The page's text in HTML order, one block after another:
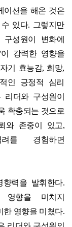
이션을 해온 것은
있다. 그렇지만
성원이 변화에
강력한 영향을
기 효능감, 희망,
인 긍정적 심리
더와 구성원이
확충되는 것으로
와 존중이 있고,
를 경험하면
력을 발휘한다.
영향을 미치지
한 영향을 미쳤다.